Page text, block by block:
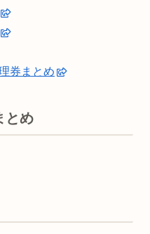
券まとめ
とめ